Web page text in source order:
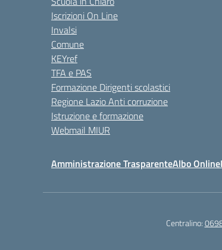
Iscrizioni On Line
Invalsi
Comune
KEYref
TFA e PAS
Formazione Dirigenti scolastici
Regione Lazio Anti corruzione
Istruzione e formazione
Webmail MIUR
Amministrazione TrasparenteAlbo Online
Centralino: